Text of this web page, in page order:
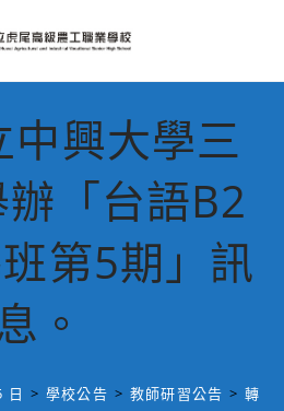
中興大學三
「台語B2
第5期」訊
。
日 > 學校公告 > 教師研習公告 > 轉知